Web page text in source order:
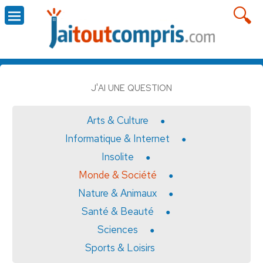
J'AI UNE QUESTION
Arts & Culture
Informatique & Internet
Insolite
Monde & Société
Nature & Animaux
Santé & Beauté
Sciences
Sports & Loisirs